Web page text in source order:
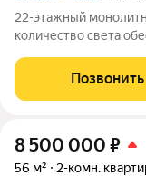
22-этажный
количество света
зонировать
в квартал Мята - 3-
Позвонить
8 500 000 ₽
56 м² 2-комн.